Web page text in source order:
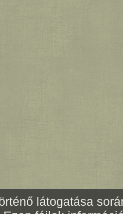
látogatása